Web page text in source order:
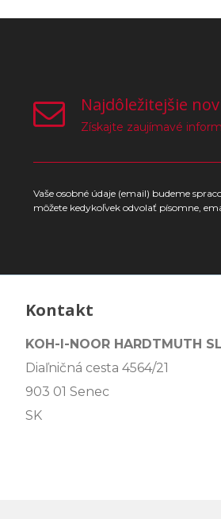
Najdôležitejšie
Získajte zaujímavé
Vaše osobné údaje (email) budeme
môžete kedykoľvek odvolať písomne,
Kontakt
KOH-I-NOOR HARDTMUTH
Diaľničná cesta 4564/21
903 01 Senec
SK